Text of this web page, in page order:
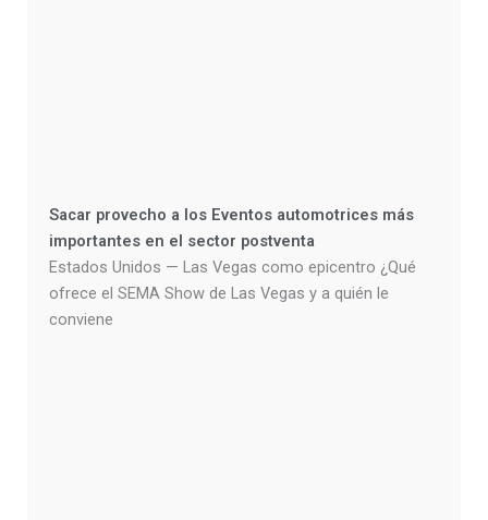
Sacar provecho a los Eventos automotrices más
importantes en el sector postventa
Estados Unidos — Las Vegas como epicentro ¿Qué
ofrece el SEMA Show de Las Vegas y a quién le
conviene